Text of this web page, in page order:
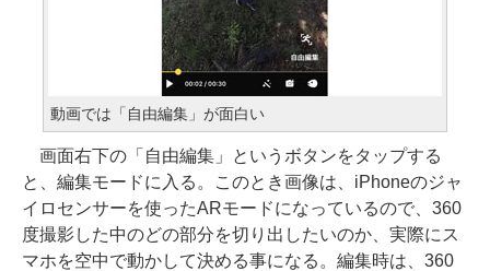
動画では「自由編集」が面白い
画面右下の「自由編集」というボタンをタップする
と、編集モードに入る。このとき画像は、iPhoneのジャ
イロセンサーを使ったARモードになっているので、360
度撮影した中のどの部分を切り出したいのか、実際にス
マホを空中で動かして決める事になる。編集時は、360